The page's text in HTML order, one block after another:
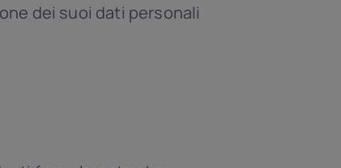
dei suoi dati personali